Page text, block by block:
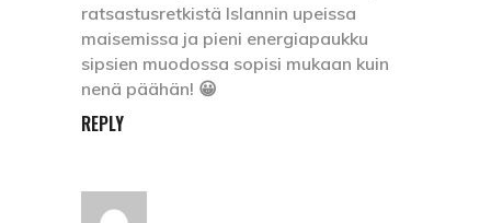
ratsastusretkistä Islannin upeissa
maisemissa ja pieni energiapaukku
sipsien muodossa sopisi mukaan kuin
nenä päähän! 😀
REPLY